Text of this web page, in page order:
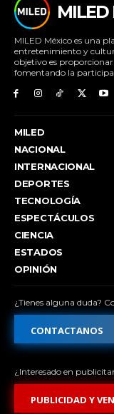
MILED
MILED México es una
entretenimiento y
objetivo es
fomentando la
MILED
NACIONAL
INTERNACIONAL
DEPORTES
TECNOLOGÍA
ESPECTÁCULOS
CIENCIA
ESTADOS
OPINIÓN
¿Tienes alguna duda?
CONTACTANOS
¿Interesado en
PUBLICIDAD Y